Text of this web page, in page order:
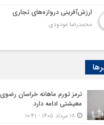
ارزش‌آفرینی دروازه‌های تجاری
محمدرضا مودودی
ترمز تورم ماهانه خراسان
معیشتی ادامه دارد